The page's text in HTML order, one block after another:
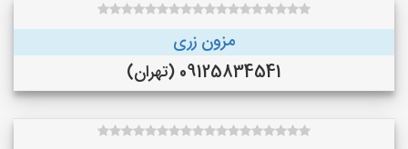
مزون زری
09125834541 (تهران)